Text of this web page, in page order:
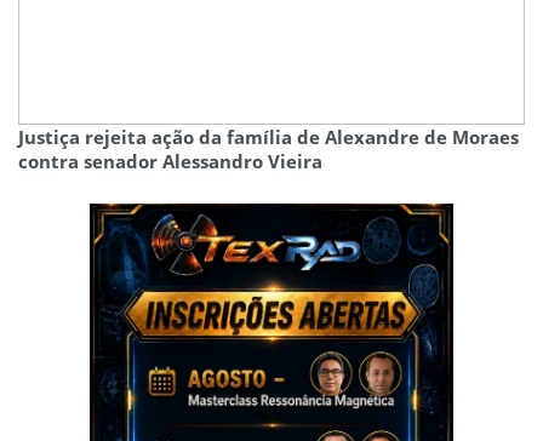
Justiça rejeita ação da família de Alexandre de Moraes
contra senador Alessandro Vieira